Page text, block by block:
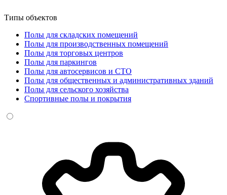
Типы объектов
Полы для складских помещений
Полы для производственных помещений
Полы для торговых центров
Полы для паркингов
Полы для автосервисов и СТО
Полы для общественных и административных зданий
Полы для сельского хозяйства
Спортивные полы и покрытия